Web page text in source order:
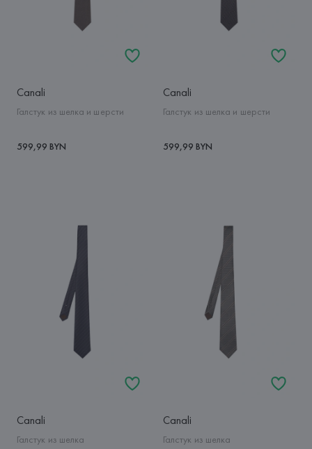
Canali
Галстук из шелка и шерсти
599,99 BYN
Canali
Галстук из шелка и шерсти
599,99 BYN
Canali
Галстук из шелка
Canali
Галстук из шелка